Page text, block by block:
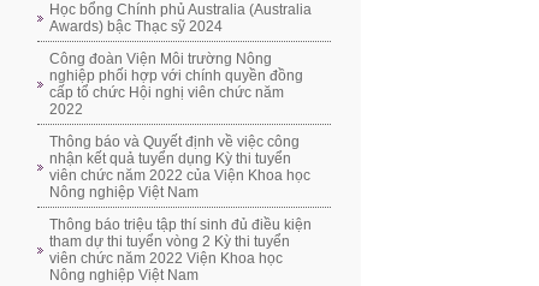
Học bổng Chính phủ Australia (Australia
Awards) bậc Thạc sỹ 2024
Công đoàn Viện Môi trường Nông
nghiệp phối hợp với chính quyền đồng
cấp tổ chức Hội nghị viên chức năm
2022
Thông báo và Quyết định về việc công
nhận kết quả tuyển dụng Kỳ thi tuyển
viên chức năm 2022 của Viện Khoa học
Nông nghiệp Việt Nam
Thông báo triệu tập thí sinh đủ điều kiện
tham dự thi tuyển vòng 2 Kỳ thi tuyển
viên chức năm 2022 Viện Khoa học
Nông nghiệp Việt Nam